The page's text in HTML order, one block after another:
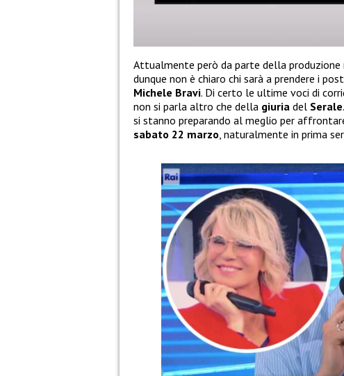
Attualmente però da parte della produzione
dunque non è chiaro chi sarà a prendere i
Michele Bravi. Di certo le ultime voci di
non si parla altro che della giuria del Serale
si stanno preparando al meglio per
sabato 22 marzo , naturalmente in prima